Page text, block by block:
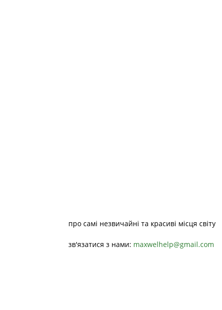
про самі незвичайні та красиві місця світу
зв'язатися з нами: maxwelhelp@gmail.com